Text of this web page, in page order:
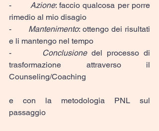
- Azione: faccio qualcosa per porre
rimedio al mio disagio
- Mantenimento: ottengo dei risultati
e li mantengo nel tempo
- Conclusione del processo di
trasformazione attraverso il
Counseling/Coaching
e con la metodologia PNL sul
passaggio